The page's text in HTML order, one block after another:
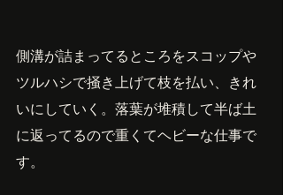
側溝が詰まってるところをスコップや
ツルハシで掻き上げて枝を払い、きれ
いにしていく。落葉が堆積して半ば土
に返ってるので重くてヘビーな仕事で
す。